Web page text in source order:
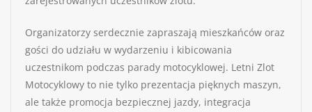
Organizatorzy serdecznie zapraszają mieszkańców oraz
gości do udziału w wydarzeniu i kibicowania
uczestnikom podczas parady motocyklowej. Letni Zlot
Motocyklowy to nie tylko prezentacja pięknych maszyn,
ale także promocja bezpiecznej jazdy, integracja